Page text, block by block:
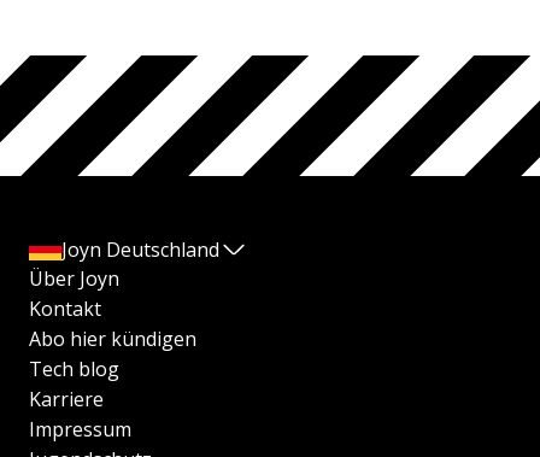
Joyn Deutschland
Über Joyn
Kontakt
Abo hier kündigen
Tech blog
Karriere
Impressum